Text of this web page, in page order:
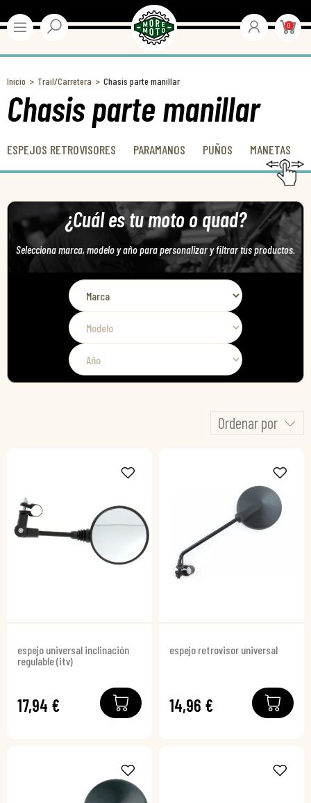
0
Inicio Trail/Carretera Chasis parte manillar
Chasis parte manillar
ESPEJOS RETROVISORES PARAMANOS PUÑOS MANETAS
¿Cuál es tu moto o quad?
Selecciona marca, modelo y año para personalizar y filtrar tus productos.
Ordenar por
espejo universal inclinación
regulable (itv)
17,94 €
espejo retrovisor universal
14,96 €